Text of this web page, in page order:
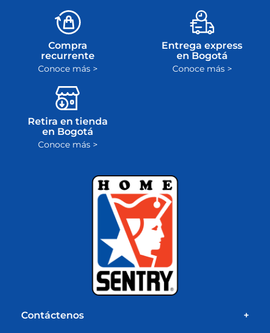
Compra
recurrente
Conoce más >
Entrega express
en Bogotá
Conoce más >
Retira en tienda
en Bogotá
Conoce más >
Contáctenos +